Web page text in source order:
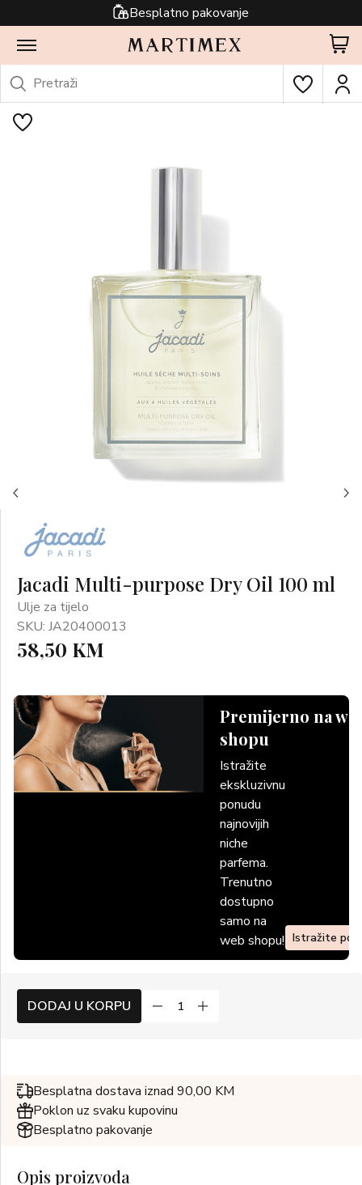
Besplatno pakovanje
Jacadi Multi-purpose Dry Oil 100 ml
Ulje za tijelo
SKU: JA20400013
58,50 KM
Premijerno na
shopu
Istražite
ekskluzivnu
ponudu
najnovijih
niche
parfema.
Trenutno
dostupno
samo na
web shopu! Istražite
DODAJ U KORPU
Besplatna dostava iznad 90,00 KM
Poklon uz svaku kupovinu
Besplatno pakovanje
Opis proizvoda